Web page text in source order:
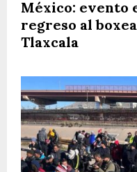
México: evento
regreso al
Tlaxcala